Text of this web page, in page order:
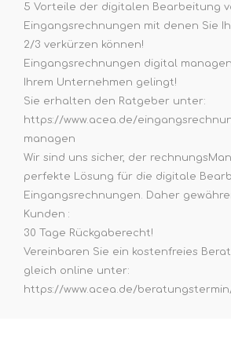
5 Vorteile der digitalen Bearbeitung
Eingangsrechnungen mit denen Sie
2/3 verkürzen können!
Eingangsrechnungen digital
Ihrem Unternehmen gelingt!
Sie erhalten den Ratgeber unter:
https://www.acea.de/
managen
Wir sind uns sicher, der
perfekte Lösung für die digitale
Eingangsrechnungen. Daher
Kunden :
30 Tage Rückgaberecht!
Vereinbaren Sie ein kostenfreies
gleich online unter:
https://www.acea.de/